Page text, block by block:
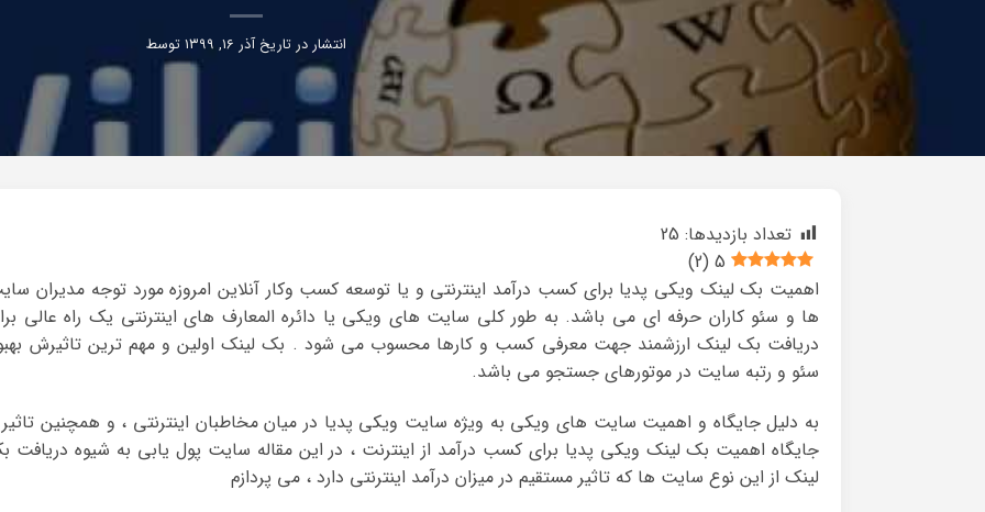
انتشار در تاریخآذر ۱۶, ۱۳۹۹ توسط
تعداد بازدیدها: 25
5
(
2
)
اهمیت بک لینک ویکی پدیا برای کسب درآمد اینترنتی و یا توسعه کسب وکار آنلاین امروزه مورد توجه مدیران
ها و سئو کاران حرفه ای می باشد. به طور کلی سایت های ویکی یا دائره المعارف های اینترنتی یک راه عالی
دریافت بک لینک ارزشمند جهت معرفی کسب و کارها محسوب می شود . بک لینک اولین و مهم ترین تاثیرش
سئو و رتبه سایت در موتورهای جستجو می باشد.
به دلیل جایگاه و اهمیت سایت های ویکی به ویژه سایت ویکی پدیا در میان مخاطبان اینترنتی ، و همچنین
جایگاه اهمیت بک لینک ویکی پدیا برای کسب درآمد از اینترنت ، در این مقاله سایت پول یابی به شیوه دریافت
لینک از این نوع سایت ها که تاثیر مستقیم در میزان درآمد اینترنتی دارد ، می پردازم